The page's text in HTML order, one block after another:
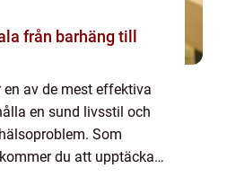
till
av de mest effektiva
en sund livsstil och
Som
du att upptäcka